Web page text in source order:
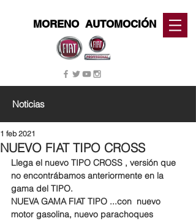
MORENO AUTOMOCIÓN
Noticias
NUEVO FIAT TIPO CROSS
1 feb 2021
Llega el nuevo TIPO CROSS , versión que
no encontrábamos anteriormente en la
gama del TIPO.
NUEVA GAMA FIAT TIPO ...con  nuevo
motor gasolina, nuevo parachoques